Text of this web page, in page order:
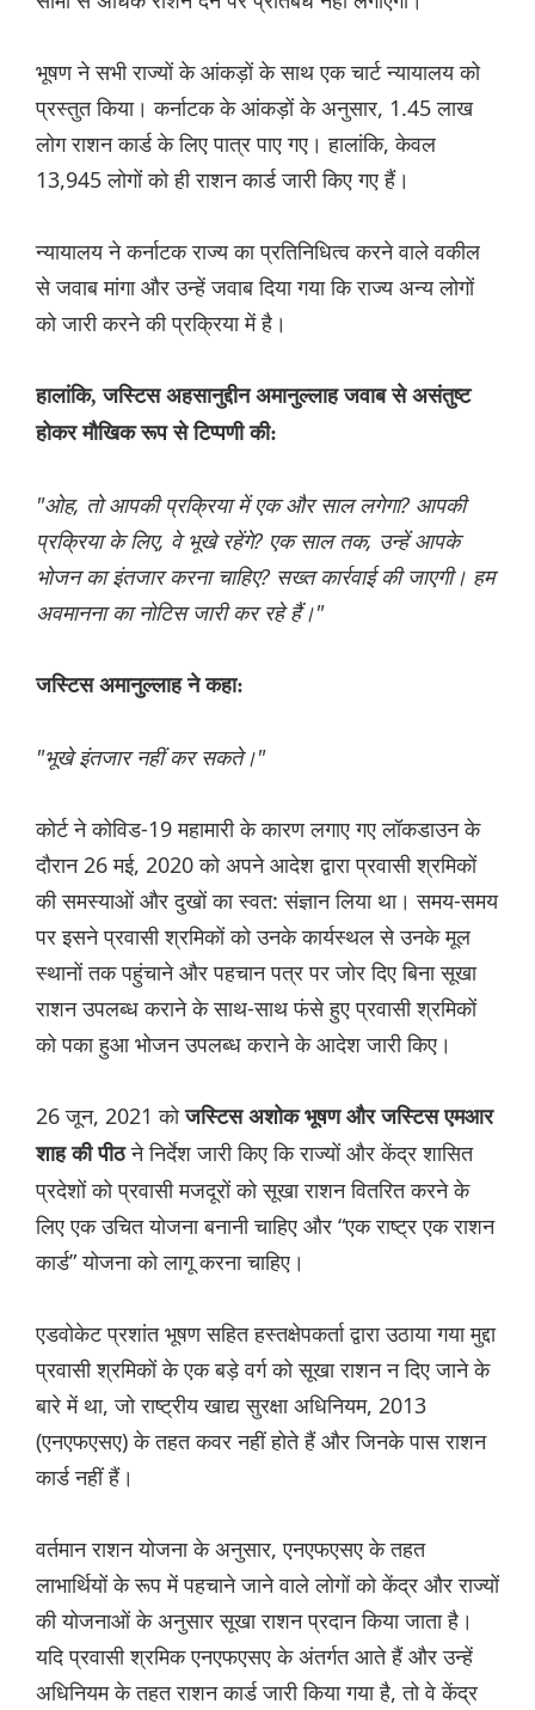
भूषण ने सभी राज्यों के आंकड़ों के साथ एक चार्ट न्यायालय को
प्रस्तुत किया। कर्नाटक के आंकड़ों के अनुसार, 1.45 लाख
लोग राशन कार्ड के लिए पात्र पाए गए। हालांकि, केवल
13,945 लोगों को ही राशन कार्ड जारी किए गए हैं।
न्यायालय ने कर्नाटक राज्य का प्रतिनिधित्व करने वाले वकील
से जवाब मांगा और उन्हें जवाब दिया गया कि राज्य अन्य लोगों
को जारी करने की प्रक्रिया में है।
हालांकि, जस्टिस अहसानुद्दीन अमानुल्लाह जवाब से असंतुष्ट
होकर मौखिक रूप से टिप्पणी की:
"ओह, तो आपकी प्रक्रिया में एक और साल लगेगा? आपकी
प्रक्रिया के लिए, वे भूखे रहेंगे? एक साल तक, उन्हें आपके
भोजन का इंतजार करना चाहिए? सख्त कार्रवाई की जाएगी। हम
अवमानना ​​का नोटिस जारी कर रहे हैं।"
जस्टिस अमानुल्लाह ने कहा:
"भूखे इंतजार नहीं कर सकते।"
कोर्ट ने कोविड-19 महामारी के कारण लगाए गए लॉकडाउन के
दौरान 26 मई, 2020 को अपने आदेश द्वारा प्रवासी श्रमिकों
की समस्याओं और दुखों का स्वत: संज्ञान लिया था। समय-समय
पर इसने प्रवासी श्रमिकों को उनके कार्यस्थल से उनके मूल
स्थानों तक पहुंचाने और पहचान पत्र पर जोर दिए बिना सूखा
राशन उपलब्ध कराने के साथ-साथ फंसे हुए प्रवासी श्रमिकों
को पका हुआ भोजन उपलब्ध कराने के आदेश जारी किए।
26 जून, 2021 कोजस्टिस अशोक भूषण और जस्टिस एमआर
शाह की पीठने निर्देश जारी किए कि राज्यों और केंद्र शासित
प्रदेशों को प्रवासी मजदूरों को सूखा राशन वितरित करने के
लिए एक उचित योजना बनानी चाहिए और “एक राष्ट्र एक राशन
कार्ड” योजना को लागू करना चाहिए।
एडवोकेट प्रशांत भूषण सहित हस्तक्षेपकर्ता द्वारा उठाया गया मुद्दा
प्रवासी श्रमिकों के एक बड़े वर्ग को सूखा राशन न दिए जाने के
बारे में था, जो राष्ट्रीय खाद्य सुरक्षा अधिनियम, 2013
(एनएफएसए) के तहत कवर नहीं होते हैं और जिनके पास राशन
कार्ड नहीं हैं।
वर्तमान राशन योजना के अनुसार, एनएफएसए के तहत
लाभार्थियों के रूप में पहचाने जाने वाले लोगों को केंद्र और राज्यों
की योजनाओं के अनुसार सूखा राशन प्रदान किया जाता है।
यदि प्रवासी श्रमिक एनएफएसए के अंतर्गत आते हैं और उन्हें
अधिनियम के तहत राशन कार्ड जारी किया गया है, तो वे केंद्र